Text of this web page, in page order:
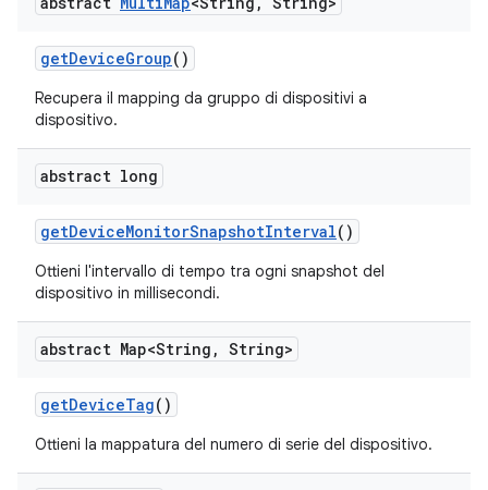
getDeviceGroup()
Recupera il mapping da gruppo di dispositivi a
dispositivo.
abstract long
getDeviceMonitorSnapshotInterval()
Ottieni l'intervallo di tempo tra ogni snapshot del
dispositivo in millisecondi.
abstract Map<String , String>
getDeviceTag()
Ottieni la mappatura del numero di serie del dispositivo.